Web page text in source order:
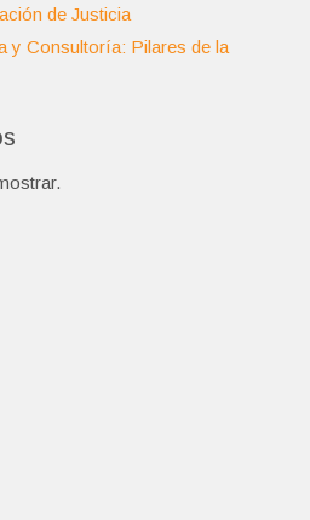
de Justicia
y Consultoría: Pilares de la